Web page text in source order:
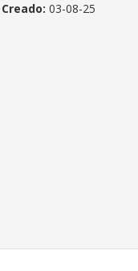
Creado: 03-08-25